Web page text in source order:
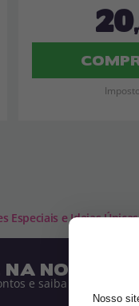
20
Especiais e Ideias
NA NOSSA
e saiba de tudo
Nosso